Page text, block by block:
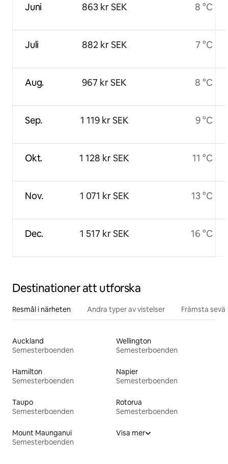
Juni
Juli
Aug.
Sep.
Okt.
Nov.
Dec.
863 kr SEK
882 kr SEK
967 kr SEK
1 119 kr SEK
1 128 kr SEK
1 071 kr SEK
1 517 kr SEK
8 °C
7 °C
8 °C
9 °C
11 °C
13 °C
16 °C
Destinationer att utforska
Resmål i närheten Andra typer av vistelser Främsta
Auckland
Semesterboenden
Wellington
Semesterboenden
Hamilton
Semesterboenden
Napier
Semesterboenden
Taupo
Semesterboenden
Rotorua
Semesterboenden
Mount Maunganui
Semesterboenden
Visa mer